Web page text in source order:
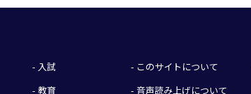
- 入試
- 教育
- このサイトについて
- 音声読み上げについて